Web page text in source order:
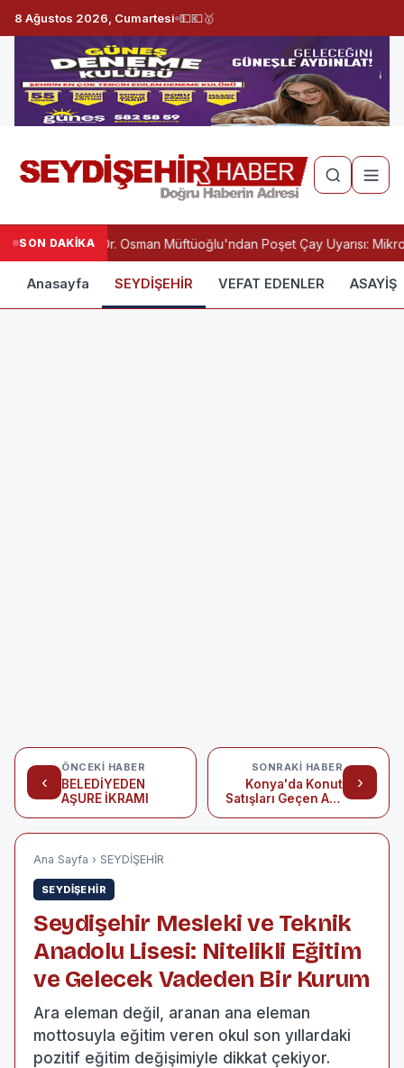
8 Ağustos 2026, Cumartesi 💵💶🥇
SON DAKİKAProf. Dr. Osman Müftüoğlu'ndan Poşet Çay Uyarısı:
Anasayfa SEYDİŞEHİR VEFAT EDENLER ASAYİŞ
‹
ÖNCEKI HABER
BELEDİYEDEN
AŞURE İKRAMI
›
SONRAKI HABER
Konya'da Konut
Satışları Geçen Aya
Ana Sayfa › SEYDİŞEHİR
SEYDİŞEHİR
Seydişehir Mesleki ve Teknik
Anadolu Lisesi: Nitelikli Eğitim
ve Gelecek Vadeden Bir Kurum
Ara eleman değil, aranan ana eleman
mottosuyla eğitim veren okul son yıllardaki
pozitif eğitim değişimiyle dikkat çekiyor.